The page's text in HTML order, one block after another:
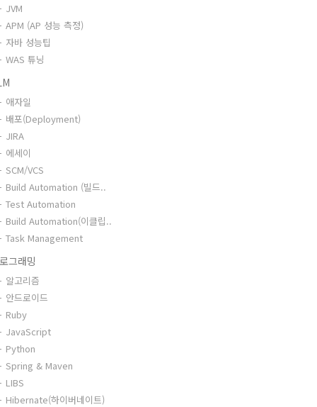
JVM
APM (AP 성능 측정)
자바 성능팁
WAS 튜닝
애자일
배포(Deployment)
JIRA
에세이
SCM/VCS
Build Automation (빌드..
Test Automation
Build Automation(이클립..
Task Management
그래밍
알고리즘
안드로이드
Ruby
JavaScript
Python
Spring & Maven
LIBS
Hibernate(하이버네이트)